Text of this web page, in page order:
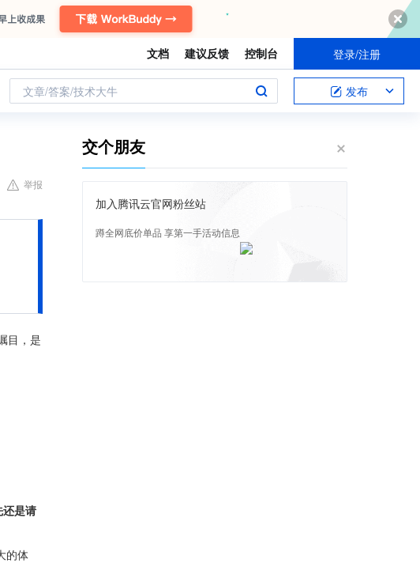
文档 建议反馈 控制台 登录/注册
文章/答案/技术大牛 发布
举报
目，是
是请
的体
交个朋友
加入腾讯云官网粉丝站
蹲全网底价单品 享第一手活动信息